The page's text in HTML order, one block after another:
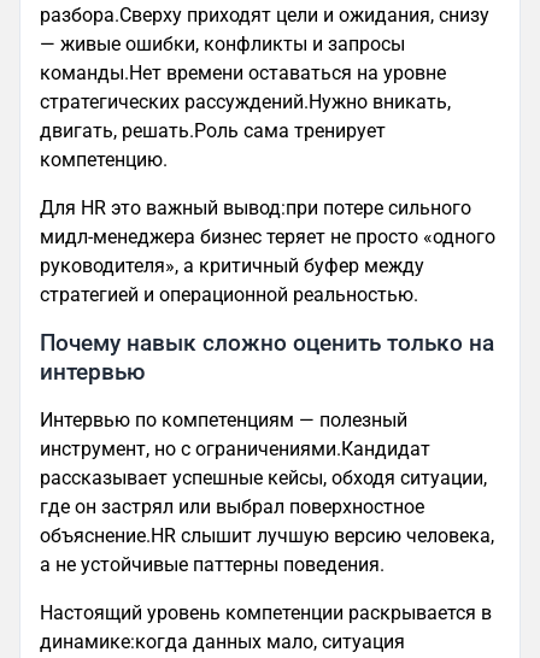
разбора.Сверху приходят цели и ожидания, снизу
— живые ошибки, конфликты и запросы
команды.Нет времени оставаться на уровне
стратегических рассуждений.Нужно вникать,
двигать, решать.Роль сама тренирует
компетенцию.
Для HR это важный вывод:при потере сильного
мидл-менеджера бизнес теряет не просто «одного
руководителя», а критичный буфер между
стратегией и операционной реальностью.
Почему навык сложно оценить только на
интервью
Интервью по компетенциям — полезный
инструмент, но с ограничениями.Кандидат
рассказывает успешные кейсы, обходя ситуации,
где он застрял или выбрал поверхностное
объяснение.HR слышит лучшую версию человека,
а не устойчивые паттерны поведения.
Настоящий уровень компетенции раскрывается в
динамике:когда данных мало, ситуация